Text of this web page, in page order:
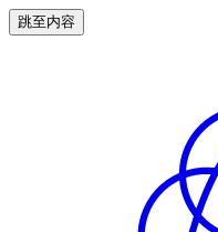
跳至内容